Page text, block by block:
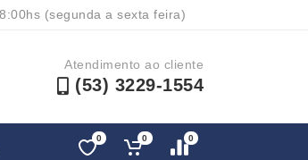
(segunda a sexta feira)
Atendimento ao cliente
(53) 3229-1554
0 0 0